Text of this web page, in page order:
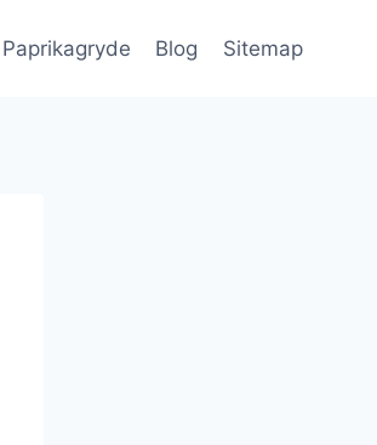
Paprikagryde Blog Sitemap